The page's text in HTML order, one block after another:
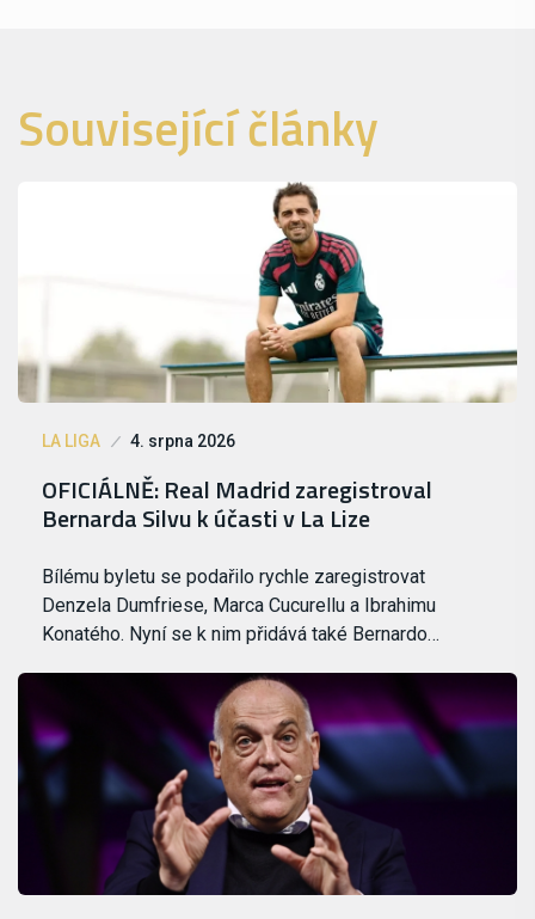
Související články
LA LIGA 4. srpna 2026
OFICIÁLNĚ: Real Madrid zaregistroval
Bernarda Silvu k účasti v La Lize
Bílému byletu se podařilo rychle zaregistrovat
Denzela Dumfriese, Marca Cucurellu a Ibrahimu
Konatého. Nyní se k nim přidává také Bernardo…